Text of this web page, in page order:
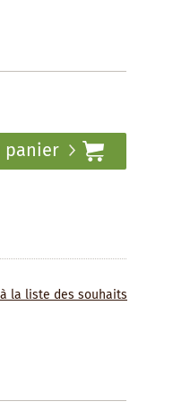
panier
la liste des souhaits